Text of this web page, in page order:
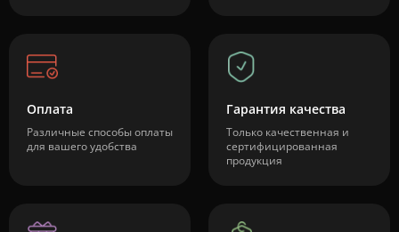
Оплата
Различные способы оплаты
для вашего удобства
Гарантия качества
Только качественная и
сертифицированная
продукция